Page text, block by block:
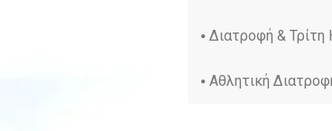
Διατροφή & Τρίτη
Αθλητική